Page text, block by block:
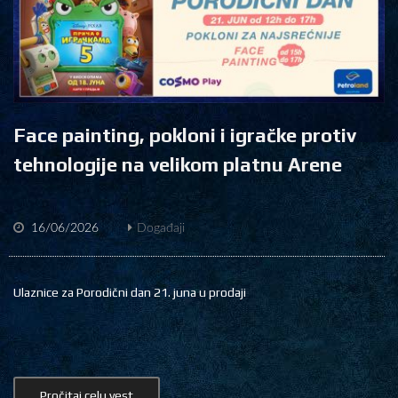
Face painting, pokloni i igračke protiv
tehnologije na velikom platnu Arene
16/06/2026 Događaji
Ulaznice za Porodični dan 21. juna u prodaji